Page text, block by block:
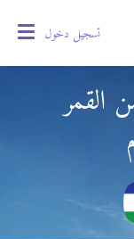
تسجيل دخول
القمر